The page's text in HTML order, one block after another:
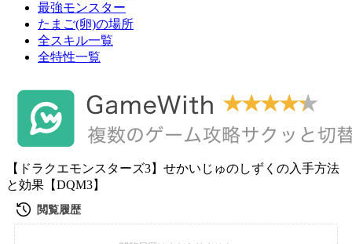
最強モンスター
たまご(卵)の場所
全スキル一覧
全特性一覧
【ドラクエモンスターズ3】せかいじゅのしずくの入手方法
と効果【DQM3】